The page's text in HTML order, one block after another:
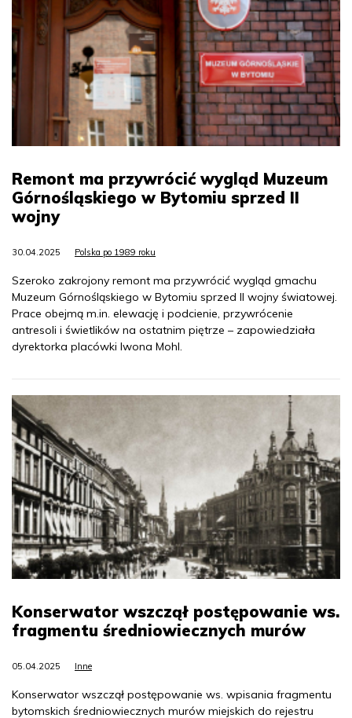
Remont ma przywrócić wygląd Muzeum
Górnośląskiego w Bytomiu sprzed II
wojny
30.04.2025 Polska po 1989 roku
Szeroko zakrojony remont ma przywrócić wygląd gmachu
Muzeum Górnośląskiego w Bytomiu sprzed II wojny światowej.
Prace obejmą m.in. elewację i podcienie, przywrócenie
antresoli i świetlików na ostatnim piętrze – zapowiedziała
dyrektorka placówki Iwona Mohl.
Konserwator wszczął postępowanie ws.
fragmentu średniowiecznych murów
05.04.2025 Inne
Konserwator wszczął postępowanie ws. wpisania fragmentu
bytomskich średniowiecznych murów miejskich do rejestru